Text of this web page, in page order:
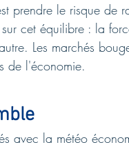
prendre le risque de
cet équilibre : la
Les marchés
de l'économie.
avec la météo